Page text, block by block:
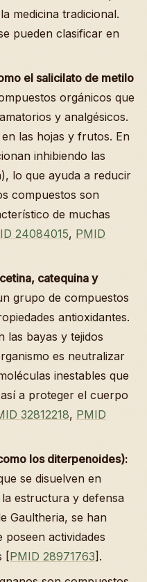
medicina tradicional.
pueden clasificar en
el salicilato de metilo
orgánicos que
y analgésicos.
las hojas y frutos. En
inhibiendo las
lo que ayuda a reducir
compuestos son
de muchas
24084015, PMID
catequina y
grupo de compuestos
antioxidantes.
las bayas y tejidos
es neutralizar
inestables que
a proteger el cuerpo
32812218, PMID
los diterpenoides):
se disuelven en
estructura y defensa
Gaultheria, se han
poseen actividades
[PMID 28971763].